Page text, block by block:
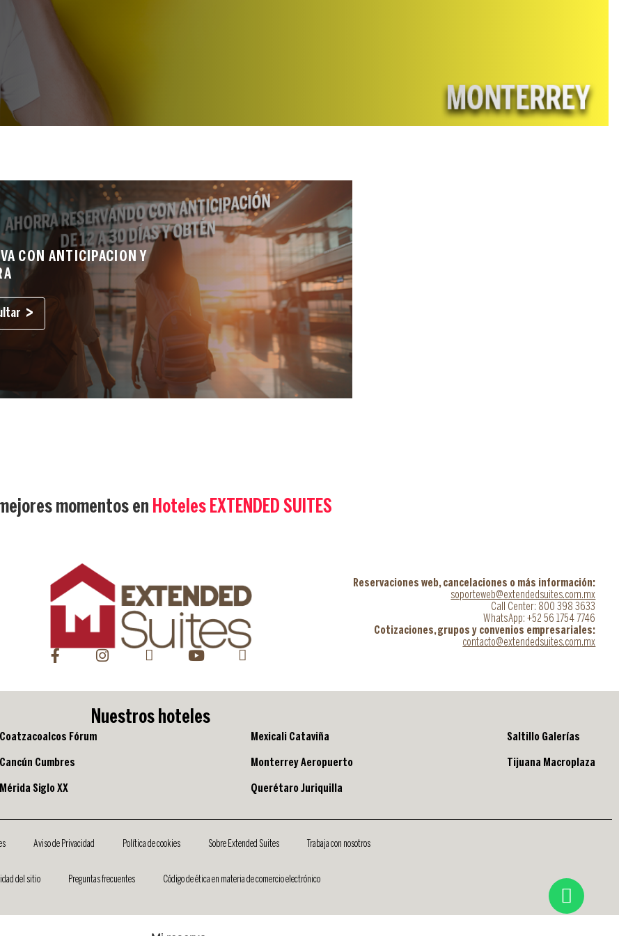
CON ANTICIPACION Y
momentos en Hoteles EXTENDED SUITES
Reservaciones web, cancelaciones o más información:
soporteweb@extendedsuites.com.mx
Call Center: 800 398 3633
WhatsApp: +52 56 1754 7746
Cotizaciones, grupos y convenios empresariales:
contacto@extendedsuites.com.mx
Nuestros hoteles
Coatzacoalcos Fórum
Cancún Cumbres
Mérida Siglo XX
Mexicali Cataviña
Monterrey Aeropuerto
Querétaro Juriquilla
Saltillo Galerías
Tijuana Macroplaza
Aviso de Privacidad Política de cookies Sobre Extended Suites Trabaja con nosotros
del sitio Preguntas frecuentes Código de ética en materia de comercio electrónico